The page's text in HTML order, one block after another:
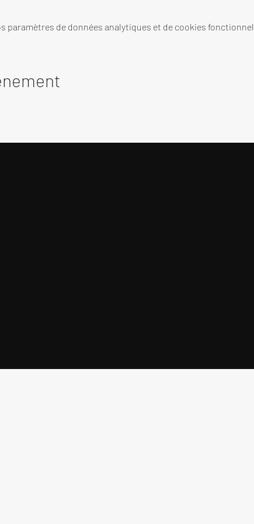
paramètres de données analytiques et de cookies